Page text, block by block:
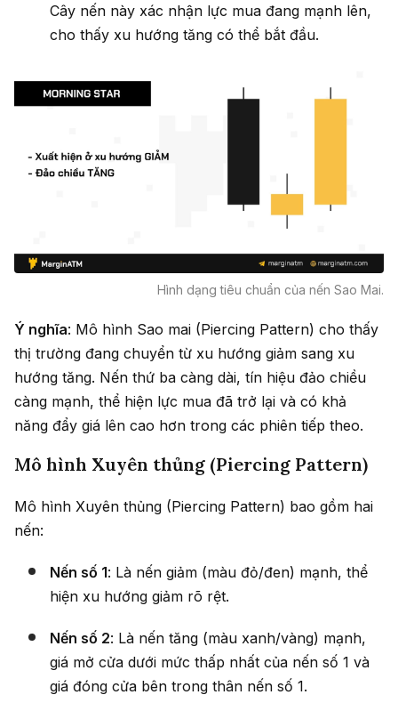
Cây nến này xác nhận lực mua đang mạnh lên,
cho thấy xu hướng tăng có thể bắt đầu.
Hình dạng tiêu chuẩn của nến Sao Mai.
Ý nghĩa: Mô hình Sao mai (Piercing Pattern) cho thấy
thị trường đang chuyển từ xu hướng giảm sang xu
hướng tăng. Nến thứ ba càng dài, tín hiệu đảo chiều
càng mạnh, thể hiện lực mua đã trở lại và có khả
năng đẩy giá lên cao hơn trong các phiên tiếp theo.
Mô hình Xuyên thủng (Piercing Pattern)
Mô hình Xuyên thủng (Piercing Pattern) bao gồm hai
nến:
Nến số 1: Là nến giảm (màu đỏ/đen) mạnh, thể
hiện xu hướng giảm rõ rệt.
Nến số 2: Là nến tăng (màu xanh/vàng) mạnh,
giá mở cửa dưới mức thấp nhất của nến số 1 và
giá đóng cửa bên trong thân nến số 1.